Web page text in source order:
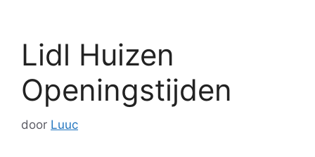
Lidl Huizen
Openingstijden
door Luuc